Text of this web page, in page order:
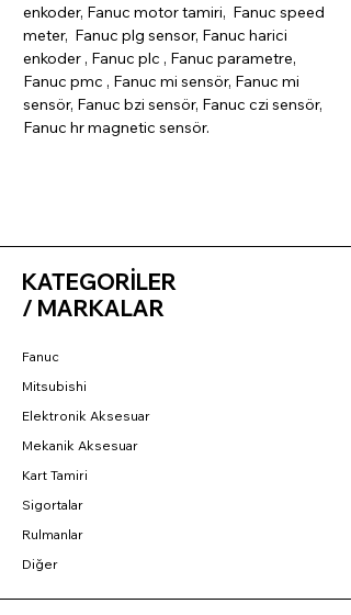
enkoder, Fanuc motor tamiri, Fanuc speed
meter, Fanuc plg sensor, Fanuc harici
enkoder , Fanuc plc , Fanuc parametre,
Fanuc pmc , Fanuc mi sensör, Fanuc mi
sensör, Fanuc bzi sensör, Fanuc czi sensör,
Fanuc hr magnetic sensör.
KATEGORİLER
/ MARKALAR
Fanuc
Mitsubishi
Elektronik Aksesuar
Mekanik Aksesuar
Kart Tamiri
Sigortalar
Rulmanlar
Diğer